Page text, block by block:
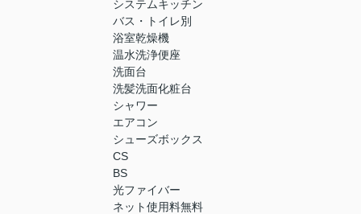
システムキッチン
バス・トイレ別
浴室乾燥機
温水洗浄便座
洗面台
洗髪洗面化粧台
シャワー
エアコン
シューズボックス
CS
BS
光ファイバー
ネット使用料無料